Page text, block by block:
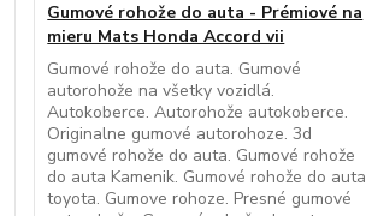
Gumové rohože do auta - Prémiové na
mieru Mats Honda Accord vii
Gumové rohože do auta. Gumové
autorohože na všetky vozidlá.
Autokoberce. Autorohože autokoberce.
Originalne gumové autorohoze. 3d
gumové rohože do auta. Gumové rohože
do auta Kamenik. Gumové rohože do auta
toyota. Gumove rohoze. Presné gumové